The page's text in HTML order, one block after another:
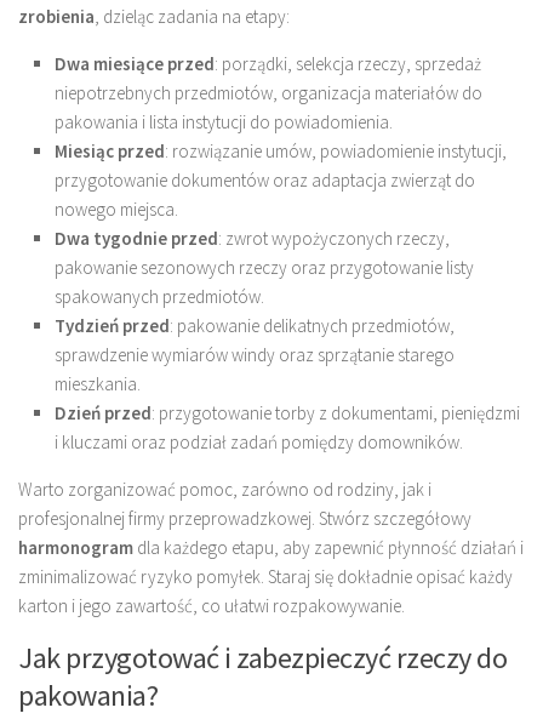
zrobienia , dzieląc zadania na etapy:
Dwa miesiące przed: porządki, selekcja rzeczy, sprzedaż
niepotrzebnych przedmiotów, organizacja materiałów do
pakowania i lista instytucji do powiadomienia.
Miesiąc przed: rozwiązanie umów, powiadomienie instytucji,
przygotowanie dokumentów oraz adaptacja zwierząt do
nowego miejsca.
Dwa tygodnie przed: zwrot wypożyczonych rzeczy,
pakowanie sezonowych rzeczy oraz przygotowanie listy
spakowanych przedmiotów.
Tydzień przed: pakowanie delikatnych przedmiotów,
sprawdzenie wymiarów windy oraz sprzątanie starego
mieszkania.
Dzień przed: przygotowanie torby z dokumentami, pieniędzmi
i kluczami oraz podział zadań pomiędzy domowników.
Warto zorganizować pomoc, zarówno od rodziny, jak i
profesjonalnej firmy przeprowadzkowej. Stwórz szczegółowy
harmonogram dla każdego etapu, aby zapewnić płynność działań i
zminimalizować ryzyko pomyłek. Staraj się dokładnie opisać każdy
karton i jego zawartość, co ułatwi rozpakowywanie.
Jak przygotować i zabezpieczyć rzeczy do
pakowania?